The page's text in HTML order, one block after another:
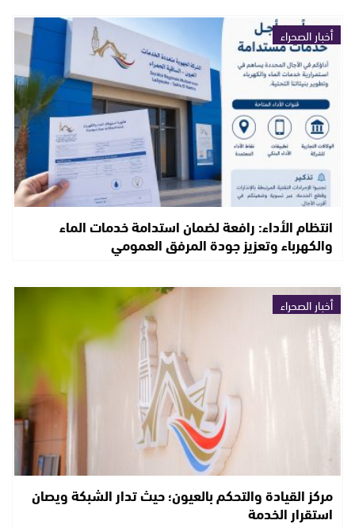
أخبار الصحراء
انتظام الأداء: رافعة لضمان استدامة خدمات الماء
والكهرباء وتعزيز جودة المرفق العمومي
أخبار الصحراء
مركز القيادة والتحكم بالعيون؛ حيث تدار الشبكة ويصان
استقرار الخدمة